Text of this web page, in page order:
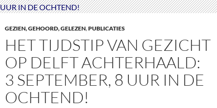
GEZIEN, GEHOORD, GELEZEN,PUBLICATIES
HET TIJDSTIP VAN GEZICHT
OP DELFT ACHTERHAALD:
3 SEPTEMBER, 8 UUR IN DE
OCHTEND!